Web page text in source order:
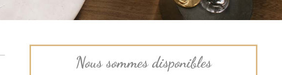
Nous sommes disponibles